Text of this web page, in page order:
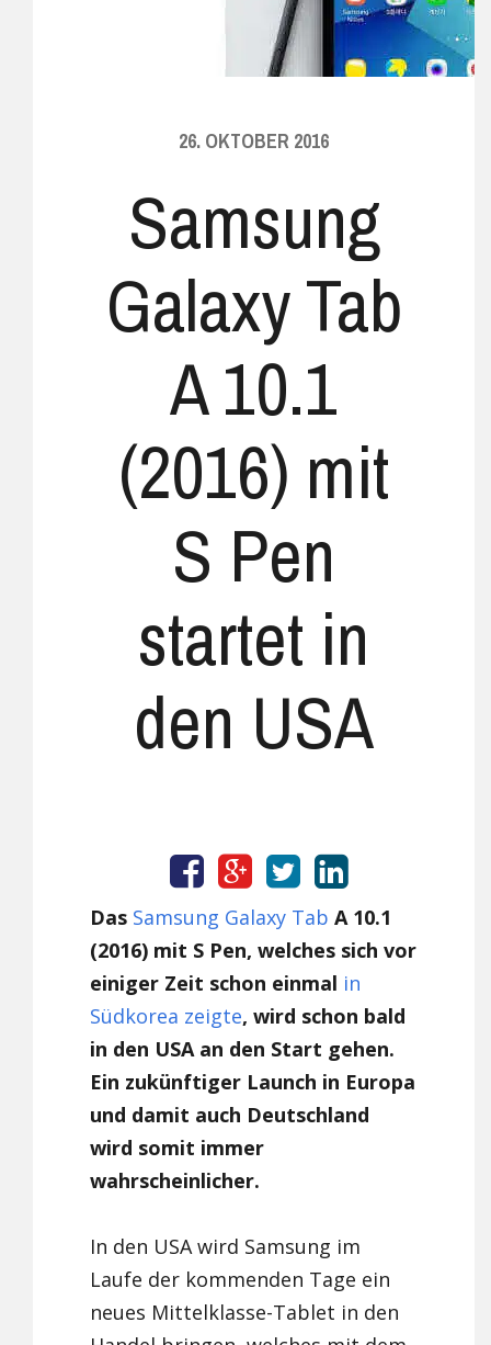
26. OKTOBER 2016
Samsung
Galaxy Tab
A 10.1
(2016) mit
S Pen
startet in
den USA
Das Samsung Galaxy Tab A 10.1
(2016) mit S Pen, welches sich vor
einiger Zeit schon einmal in
Südkorea zeigte, wird schon bald
in den USA an den Start gehen.
Ein zukünftiger Launch in Europa
und damit auch Deutschland
wird somit immer
wahrscheinlicher.
In den USA wird Samsung im
Laufe der kommenden Tage ein
neues Mittelklasse-Tablet in den